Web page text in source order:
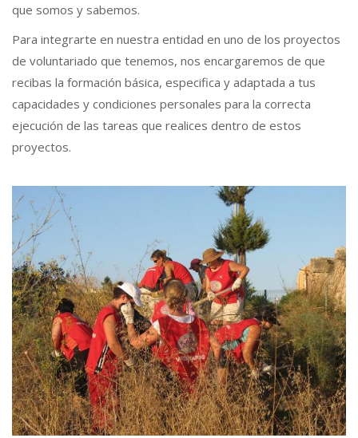
que somos y sabemos.
Para integrarte en nuestra entidad en uno de los proyectos
de voluntariado que tenemos, nos encargaremos de que
recibas la formación básica, especifica y adaptada a tus
capacidades y condiciones personales para la correcta
ejecución de las tareas que realices dentro de estos
proyectos.